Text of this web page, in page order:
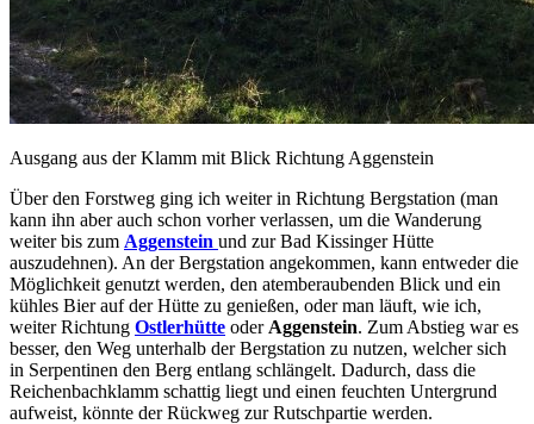
Ausgang aus der Klamm mit Blick Richtung Aggenstein
Über den Forstweg ging ich weiter in Richtung Bergstation (man
kann ihn aber auch schon vorher verlassen, um die Wanderung
weiter bis zum Aggenstein und zur Bad Kissinger Hütte
auszudehnen). An der Bergstation angekommen, kann entweder die
Möglichkeit genutzt werden, den atemberaubenden Blick und ein
kühles Bier auf der Hütte zu genießen, oder man läuft, wie ich,
weiter Richtung Ostlerhütte oder Aggenstein. Zum Abstieg war es
besser, den Weg unterhalb der Bergstation zu nutzen, welcher sich
in Serpentinen den Berg entlang schlängelt. Dadurch, dass die
Reichenbachklamm schattig liegt und einen feuchten Untergrund
aufweist, könnte der Rückweg zur Rutschpartie werden.